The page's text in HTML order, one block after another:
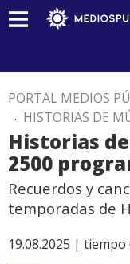
PORTAL MEDIOS
. HISTORIAS DE
Historias
2500
Recuerdos y
temporadas de
19.08.2025 | tiempo